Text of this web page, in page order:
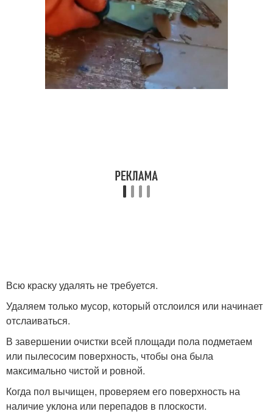
Всю краску удалять не требуется.
Удаляем только мусор, который отслоился или начинает
отслаиваться.
В завершении очистки всей площади пола подметаем
или пылесосим поверхность, чтобы она была
максимально чистой и ровной.
Когда пол вычищен, проверяем его поверхность на
наличие уклона или перепадов в плоскости.